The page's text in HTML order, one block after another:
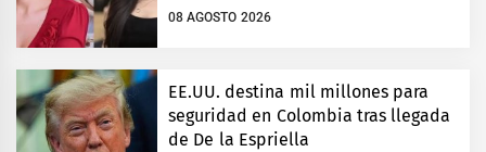
08 AGOSTO 2026
EE.UU. destina mil millones para
seguridad en Colombia tras llegada
de De la Espriella